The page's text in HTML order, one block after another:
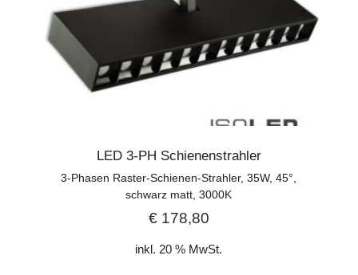
LED 3-PH Schienenstrahler
3-Phasen Raster-Schienen-Strahler, 35W, 45°,
schwarz matt, 3000K
€178,80
inkl. 20 % MwSt.